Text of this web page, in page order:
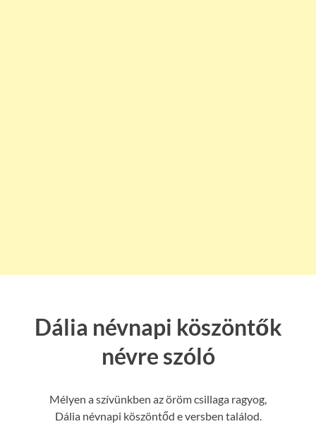
Dália névnapi köszöntők
névre szóló
Mélyen a szívünkben az öröm csillaga ragyog,
Dália névnapi köszöntőd e versben találod.